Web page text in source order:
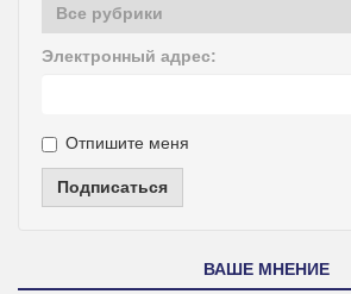
Электронный адрес:
Отпишите меня
Подписаться
ВАШЕ МНЕНИЕ